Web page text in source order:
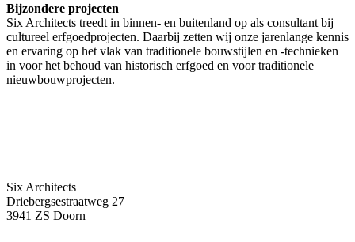
Bijzondere projecten
Six Architects treedt in binnen- en buitenland op als consultant bij
cultureel erfgoedprojecten. Daarbij zetten wij onze jarenlange kennis
en ervaring op het vlak van traditionele bouwstijlen en -technieken
in voor het behoud van historisch erfgoed en voor traditionele
nieuwbouwprojecten.
Six Architects
Driebergsestraatweg 27
3941 ZS Doorn